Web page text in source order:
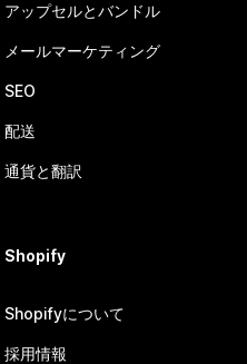
アップセルとバンドル
メールマーケティング
SEO
配送
通貨と翻訳
Shopify
Shopifyについて
採用情報